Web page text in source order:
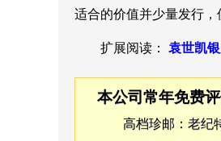
适合的价值并少量发行
扩展阅读： 袁世凯
本公司常年免费
高档珍邮：老纪